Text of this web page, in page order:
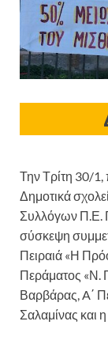
Την Τρίτη 30/
Δημοτικά
Συλλόγων Π.Ε.
σύσκεψη
Πειραιά «Η
Περάματος «Ν.
Βαρβάρας, A΄
Σαλαμίνας και